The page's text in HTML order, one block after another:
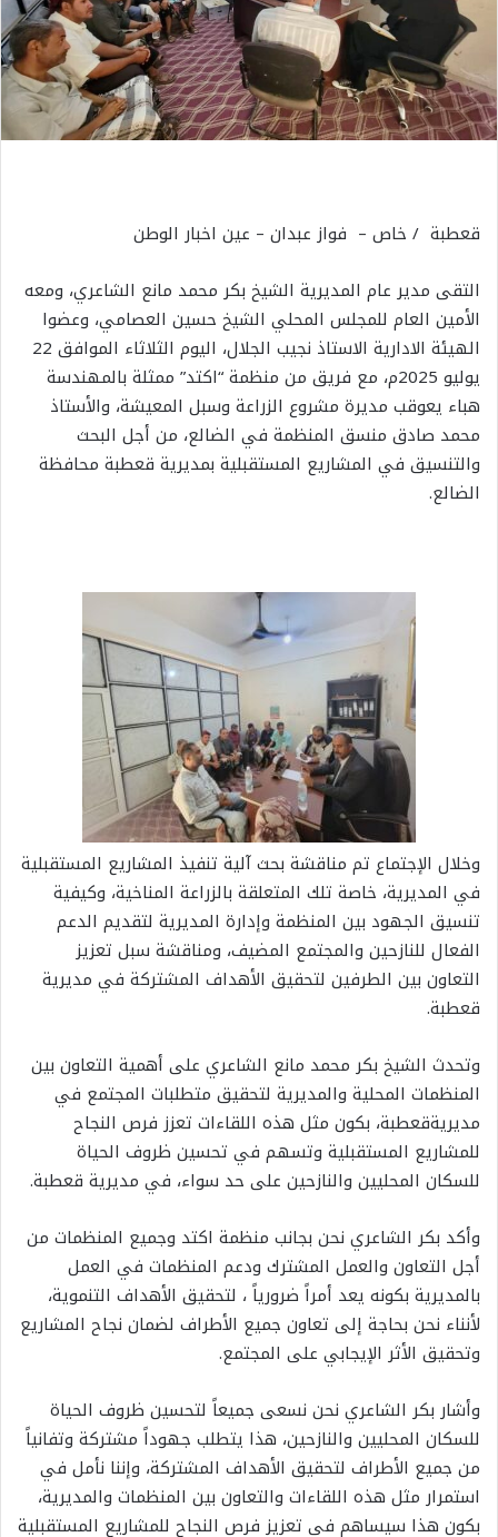
قعطبة / خاص – فواز عبدان – عين اخبار الوطن
التقى مدير عام المديرية الشيخ بكر محمد مانع الشاعري، ومعه
الأمين العام للمجلس المحلي الشيخ حسين العصامي، وعضوا
الهيئة الادارية الاستاذ نجيب الجلال، اليوم الثلاثاء الموافق 22
يوليو 2025م، مع فريق من منظمة “اكتد” ممثلة بالمهندسة
هباء يعوقب مديرة مشروع الزراعة وسبل المعيشة، والأستاذ
محمد صادق منسق المنظمة في الضالع، من أجل البحث
والتنسيق في المشاريع المستقبلية بمديرية قعطبة محافظة
الضالع.
وخلال الإجتماع تم مناقشة بحث آلية تنفيذ المشاريع المستقبلية
في المديرية، خاصة تلك المتعلقة بالزراعة المناخية، وكيفية
تنسيق الجهود بين المنظمة وإدارة المديرية لتقديم الدعم
الفعال للنازحين والمجتمع المضيف، ومناقشة سبل تعزيز
التعاون بين الطرفين لتحقيق الأهداف المشتركة في مديرية
قعطبة.
وتحدث الشيخ بكر محمد مانع الشاعري على أهمية التعاون بين
المنظمات المحلية والمديرية لتحقيق متطلبات المجتمع في
مديريةقعطبة، بكون مثل هذه اللقاءات تعزز فرص النجاح
للمشاريع المستقبلية وتسهم في تحسين ظروف الحياة
للسكان المحليين والنازحين على حد سواء، في مديرية قعطبة.
وأكد بكر الشاعري نحن بجانب منظمة اكتد وجميع المنظمات من
أجل التعاون والعمل المشترك ودعم المنظمات في العمل
بالمديرية بكونه يعد أمراً ضرورياً ، لتحقيق الأهداف التنموية،
لأنناء نحن بحاجة إلى تعاون جميع الأطراف لضمان نجاح المشاريع
وتحقيق الأثر الإيجابي على المجتمع.
وأشار بكر الشاعري نحن نسعى جميعاً لتحسين ظروف الحياة
للسكان المحليين والنازحين، هذا يتطلب جهوداً مشتركة وتفانياً
من جميع الأطراف لتحقيق الأهداف المشتركة، وإننا نأمل في
استمرار مثل هذه اللقاءات والتعاون بين المنظمات والمديرية،
بكون هذا سيساهم في تعزيز فرص النجاح للمشاريع المستقبلية